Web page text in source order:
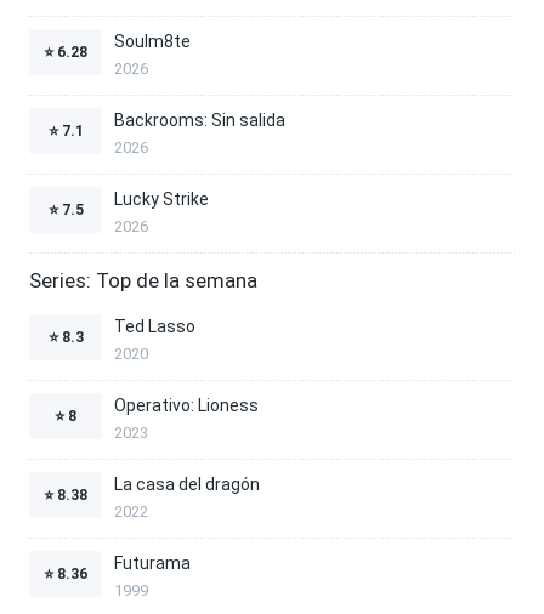
⭐ 6.28
Soulm8te
2026
⭐ 7.1
Backrooms: Sin salida
2026
⭐ 7.5
Lucky Strike
2026
Series: Top de la semana
⭐ 8.3
Ted Lasso
2020
⭐ 8
Operativo: Lioness
2023
⭐ 8.38
La casa del dragón
2022
⭐ 8.36
Futurama
1999